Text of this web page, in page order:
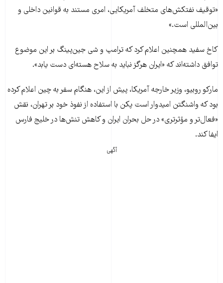
«توقیف نفتکش‌های متخلف آمریکایی، امری مستند به قوانین داخلی و
بین‌المللی است.»
کاخ سفید همچنین اعلام کرد که ترامپ و شی جین‌پینگ بر این موضوع
توافق داشته‌اند که «ایران هرگز نباید به سلاح هسته‌ای دست یابد».
مارکو روبیو، وزیر خارجه آمریکا، پیش از این، هنگام سفر به چین اعلام کرده
بود که واشنگتن امیدوار است پکن با استفاده از نفوذ خود بر تهران، نقش
«فعال‌تر و مؤثرتری» در حل بحران ایران و کاهش تنش‌ها در خلیج فارس
ایفا کند.
آگهی